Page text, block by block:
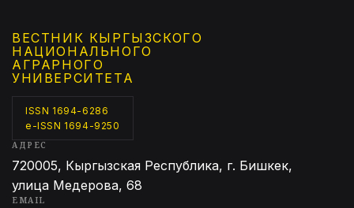
ВЕСТНИК КЫРГЫЗCКОГО
НАЦИОНАЛЬНОГО
АГРАРНОГО
УНИВЕРСИТЕТА
ISSN 1694-6286
e-ISSN 1694-9250
АДРЕС
720005, Кыргызская Республика, г. Бишкек,
улица Медерова, 68
EMAIL